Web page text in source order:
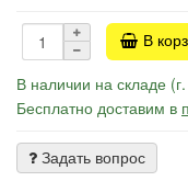
В
В наличии на складе
Бесплатно доставим в
Задать вопрос